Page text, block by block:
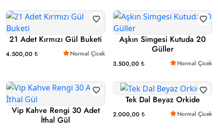
21 Adet Kırmızı Gül Buketi
4.500,00 ₺ Normal Çicek
Aşkın Simgesi Kutuda 20
Güller
3.500,00 ₺ Normal Çicek
Vip Kahve Rengi 30 Adet
İthal Gül
Tek Dal Beyaz Orkide
2.000,00 ₺ Normal Çicek